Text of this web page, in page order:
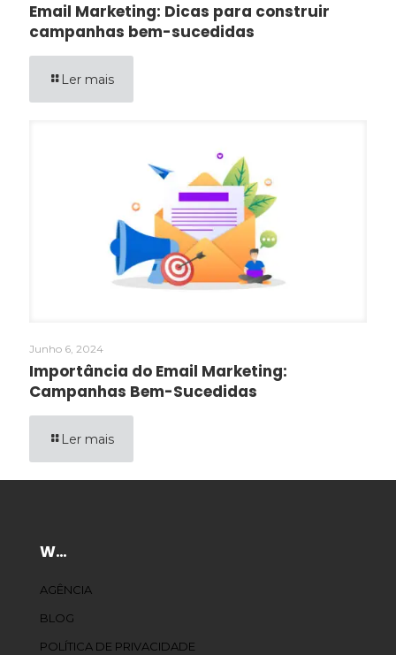
Email Marketing: Dicas para construir
campanhas bem-sucedidas
Ler mais
Junho 6, 2024
Importância do Email Marketing:
Campanhas Bem-Sucedidas
Ler mais
W…
AGÊNCIA
BLOG
POLÍTICA DE PRIVACIDADE